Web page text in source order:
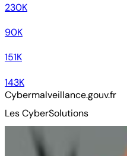
230K
90K
151K
143K
Cybermalveillance.gouv.fr
Les CyberSolutions